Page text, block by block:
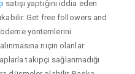
satışı yaptığını iddia eden
Get free followers and
yöntemlerini
niçin olanlar
takipçi sağlanmadığı